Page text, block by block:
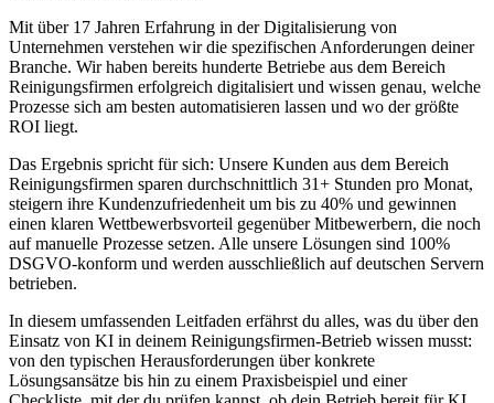
Mit über 17 Jahren Erfahrung in der Digitalisierung von
Unternehmen verstehen wir die spezifischen Anforderungen deiner
Branche. Wir haben bereits hunderte Betriebe aus dem Bereich
Reinigungsfirmen erfolgreich digitalisiert und wissen genau, welche
Prozesse sich am besten automatisieren lassen und wo der größte
ROI liegt.
Das Ergebnis spricht für sich: Unsere Kunden aus dem Bereich
Reinigungsfirmen sparen durchschnittlich 31+ Stunden pro Monat,
steigern ihre Kundenzufriedenheit um bis zu 40% und gewinnen
einen klaren Wettbewerbsvorteil gegenüber Mitbewerbern, die noch
auf manuelle Prozesse setzen. Alle unsere Lösungen sind 100%
DSGVO-konform und werden ausschließlich auf deutschen Servern
betrieben.
In diesem umfassenden Leitfaden erfährst du alles, was du über den
Einsatz von KI in deinem Reinigungsfirmen-Betrieb wissen musst:
von den typischen Herausforderungen über konkrete
Lösungsansätze bis hin zu einem Praxisbeispiel und einer